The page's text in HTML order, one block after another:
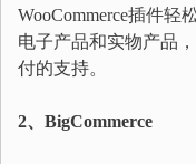
WooCommerce插件轻
电子产品和实物产品
付的支持。
2、BigCommerce